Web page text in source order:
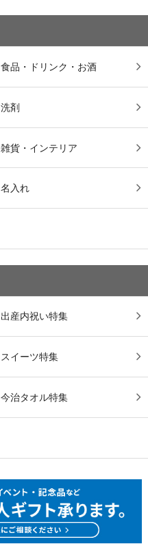
食品・ドリンク・お酒
洗剤
雑貨・インテリア
名入れ
出産内祝い特集
スイーツ特集
今治タオル特集